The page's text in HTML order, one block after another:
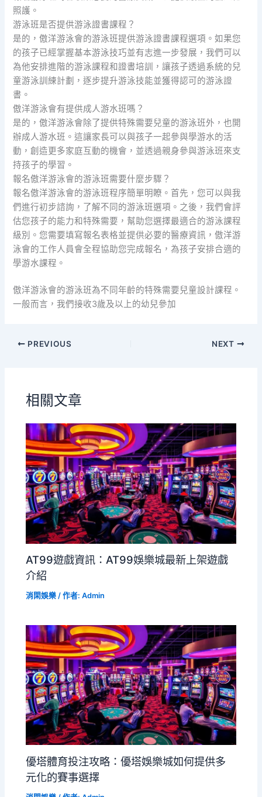
照護。
游泳班是否提供游泳證書課程？
是的，傲洋游泳會的游泳班提供游泳證書課程選項。如果您
的孩子已經掌握基本游泳技巧並有志進一步發展，我們可以
為他安排進階的游泳課程和證書培訓，讓孩子透過系統的兒
童游泳訓練計劃，逐步提升游泳技能並獲得認可的游泳證
書。
傲洋游泳會有提供成人游水班嗎？
是的，傲洋游泳會除了提供特殊需要兒童的游泳班外，也開
辦成人游水班。這讓家長可以與孩子一起參與學游水的活
動，創造更多家庭互動的機會，並透過親身參與游泳班來支
持孩子的學習。
報名傲洋游泳會的游泳班需要什麼步驟？
報名傲洋游泳會的游泳班程序簡單明瞭。首先，您可以與我
們進行初步諮詢，了解不同的游泳班選項。之後，我們會評
估您孩子的能力和特殊需要，幫助您選擇最適合的游泳課程
級別。您需要填寫報名表格並提供必要的醫療資訊，傲洋游
泳會的工作人員會全程協助您完成報名，為孩子安排合適的
學游水課程。
傲洋游泳會的游泳班為不同年齡的特殊需要兒童設計課程。
一般而言，我們接收3歲及以上的幼兒參加
PREVIOUS NEXT
相關文章
AT99遊戲資訊：AT99娛樂城最新上架遊戲
介紹
消閑娛樂 / 作者:Admin
優塔體育投注攻略：優塔娛樂城如何提供多
元化的賽事選擇